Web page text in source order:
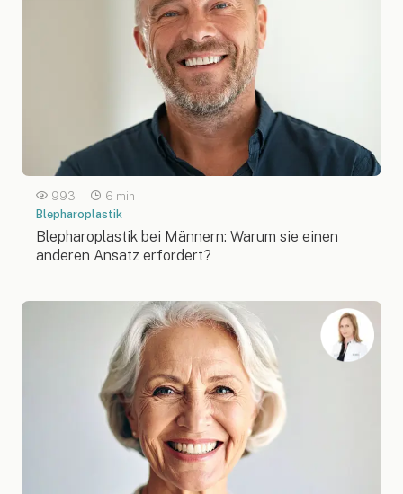
993
6 min
Blepharoplastik
Blepharoplastik bei Männern: Warum sie einen
anderen Ansatz erfordert?